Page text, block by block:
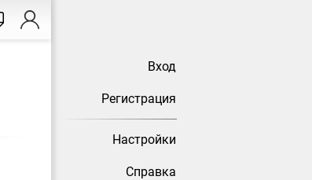
Вход
Регистрация
Настройки
Справка